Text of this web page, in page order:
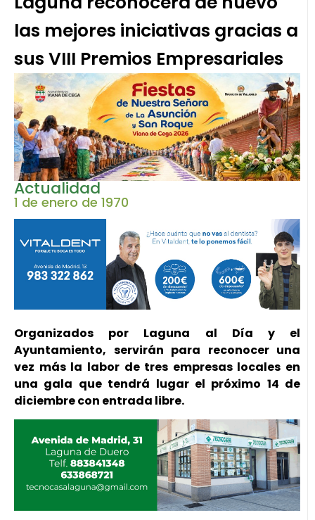
las mejores iniciativas gracias a
sus VIII Premios Empresariales
Actualidad
1 de enero de 1970
Organizados por Laguna al Día y el
Ayuntamiento, servirán para reconocer una
vez más la labor de tres empresas locales en
una gala que tendrá lugar el próximo 14 de
diciembre con entrada libre.